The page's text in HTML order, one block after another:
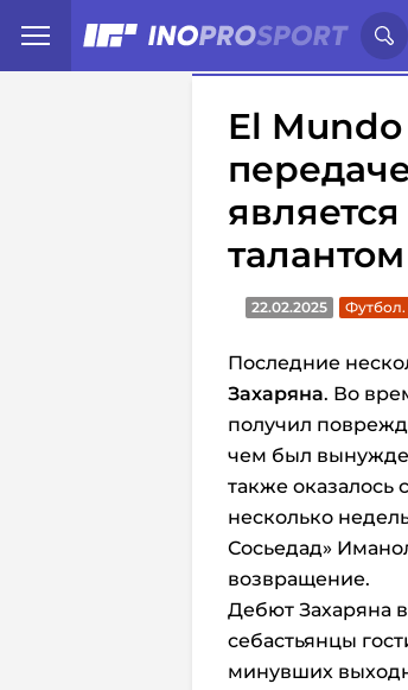
Иностранцы о
El
талантом
22.02.2025 Футбол.
Последние
Захаряна. Во
получил
чем был
также
несколько
Сосьедад»
возвращение.
Дебют Захаряна
себастьянцы
минувших